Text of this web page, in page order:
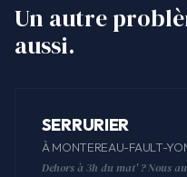
Un autre
aussi.
SERRURIER
À MONTEREAU-FAULT-
Dehors à 3h du mat' ? Nous